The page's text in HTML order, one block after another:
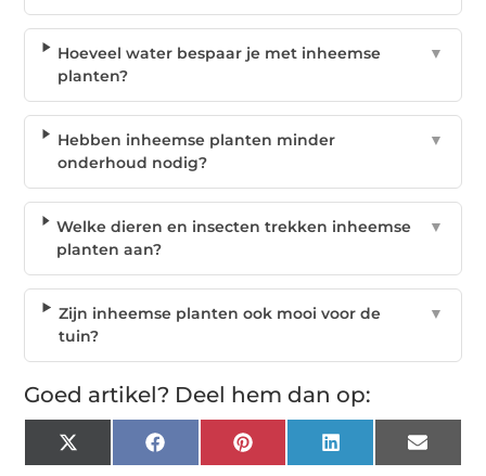
Hoeveel water bespaar je met inheemse
planten?
▼
Hebben inheemse planten minder
onderhoud nodig?
▼
Welke dieren en insecten trekken inheemse
planten aan?
▼
Zijn inheemse planten ook mooi voor de
tuin?
▼
Goed artikel? Deel hem dan op:
X
(Twitter)
Facebook Pinterest LinkedIn Email